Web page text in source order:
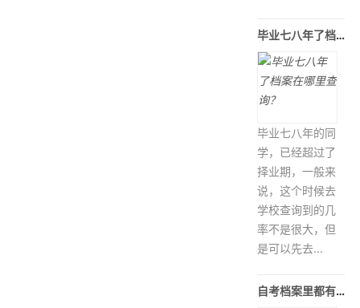
毕业七八年了档案在哪里查询？
毕业七八年的同
学，已经超过了
择业期，一般来
说，这个时候去
学校查询到的几
率不是很大，但
是可以先去...
自考档案里都有哪些材料？自考档案如